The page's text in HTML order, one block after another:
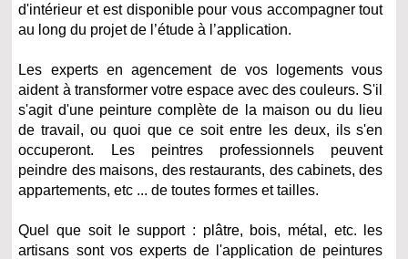
d'intérieur et est disponible pour vous accompagner tout
au long du projet de l’étude à l’application.
Les experts en agencement de vos logements vous
aident à transformer votre espace avec des couleurs. S'il
s'agit d'une peinture complète de la maison ou du lieu
de travail, ou quoi que ce soit entre les deux, ils s'en
occuperont. Les peintres professionnels peuvent
peindre des maisons, des restaurants, des cabinets, des
appartements, etc ... de toutes formes et tailles.
Quel que soit le support : plâtre, bois, métal, etc. les
artisans sont vos experts de l'application de peintures